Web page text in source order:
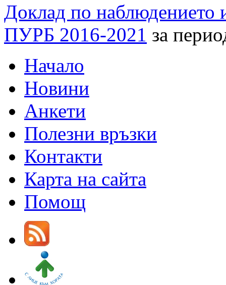
Доклад по наблюдението
ПУРБ 2016-2021 за
Начало
Новини
Анкети
Полезни връзки
Контакти
Карта на сайта
Помощ